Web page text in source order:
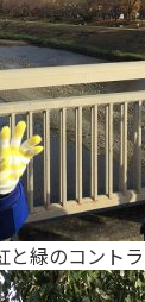
緑のコント